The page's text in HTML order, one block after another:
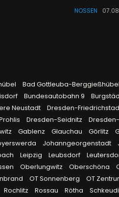
NOSSEN
Bad Gottleuba-
Bundesautobahn 9
Neustadt Dresden-
Dresden-Seidnitz
Gablenz Glauchau Görlitz
Johanngeorgenstadt
Leipzig Leubsdorf
Oberlungwitz Oberschöna
OT Sonnenberg OT
Rochlitz Rossau Rötha